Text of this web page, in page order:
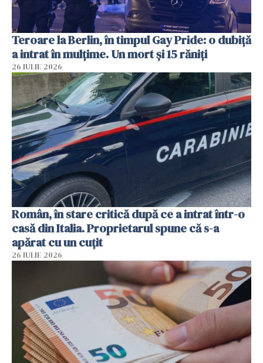
Teroare la Berlin, în timpul Gay Pride: o dubiță
a intrat în mulțime. Un mort și 15 răniți
26 IULIE 2026
Român, în stare critică după ce a intrat într-o
casă din Italia. Proprietarul spune că s-a
apărat cu un cuțit
26 IULIE 2026